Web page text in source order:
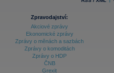
Zpravodajství:
Akciové zprávy
Ekonomické zprávy
Zprávy o měnách a sazbách
Zprávy o komoditách
Zprávy o HDP
ČNB
Grexit